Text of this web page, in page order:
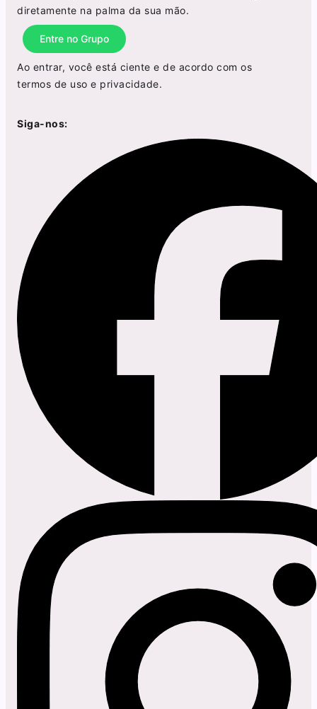
diretamente na palma da sua mão.
Entre no Grupo
Ao entrar, você está ciente e de acordo com os
termos de uso e privacidade.
Siga-nos: